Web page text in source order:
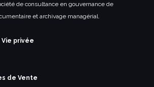
de consultance en gouvernance de
et archivage managérial.
privée
de Vente